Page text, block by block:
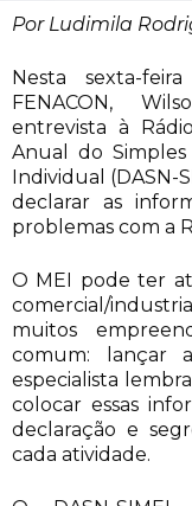
Por Ludimila
Nesta sexta-
FENACON,
entrevista à
Anual do
Individual (DASN-
declarar as
problemas com a
O MEI pode ter
comercial/
muitos
comum: lançar
especialista
colocar essas
declaração e
cada atividade.